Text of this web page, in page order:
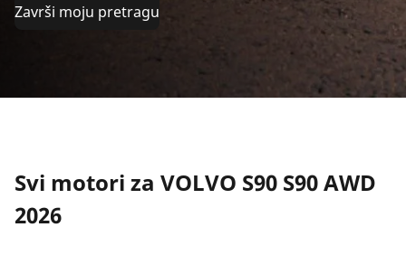
Završi moju pretragu
Svi motori za VOLVO S90 S90 AWD
2026